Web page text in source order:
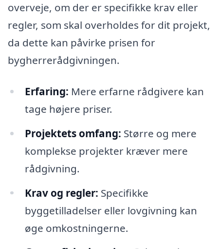
overveje, om der er specifikke krav eller
regler, som skal overholdes for dit projekt,
da dette kan påvirke prisen for
bygherrerådgivningen.
Erfaring: Mere erfarne rådgivere kan
tage højere priser.
Projektets omfang: Større og mere
komplekse projekter kræver mere
rådgivning.
Krav og regler: Specifikke
byggetilladelser eller lovgivning kan
øge omkostningerne.